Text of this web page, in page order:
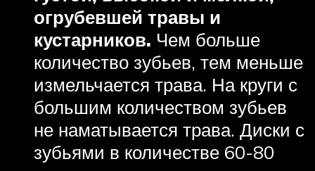
огрубевшей травы и
кустарников. Чем больше
количество зубьев, тем меньше
измельчается трава. На круги с
большим количеством зубьев
не наматывается трава. Диски с
зубьями в количестве 60-80